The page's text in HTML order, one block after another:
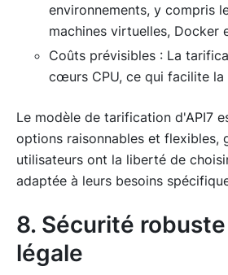
environnements, y compris
machines virtuelles, Docker
Coûts prévisibles : La
cœurs CPU, ce qui facilite la
Le modèle de tarification d'API7
options raisonnables et flexibles,
utilisateurs ont la liberté de
adaptée à leurs besoins
8. Sécurité
légale